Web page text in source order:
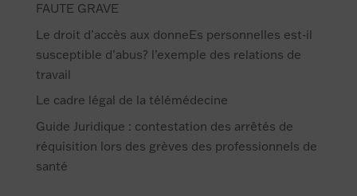
FAUTE GRAVE
Le droit d’accès aux donneEs personnelles est-il
susceptible d’abus? l’exemple des relations de
travail
Le cadre légal de la télémédecine
Guide Juridique : contestation des arrêtés de
réquisition lors des grèves des professionnels de
santé